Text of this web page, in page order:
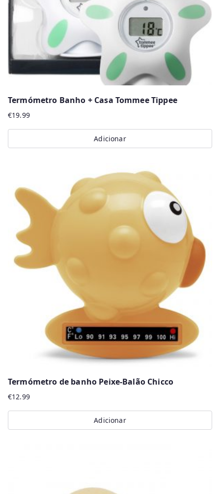
Termómetro Banho + Casa Tommee Tippee
€19.99
Adicionar
Termómetro de banho Peixe-Balão Chicco
€12.99
Adicionar